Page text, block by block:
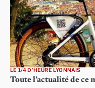
LE 1/4 D'HEURE LYONNAIS
Toute l’actualité de